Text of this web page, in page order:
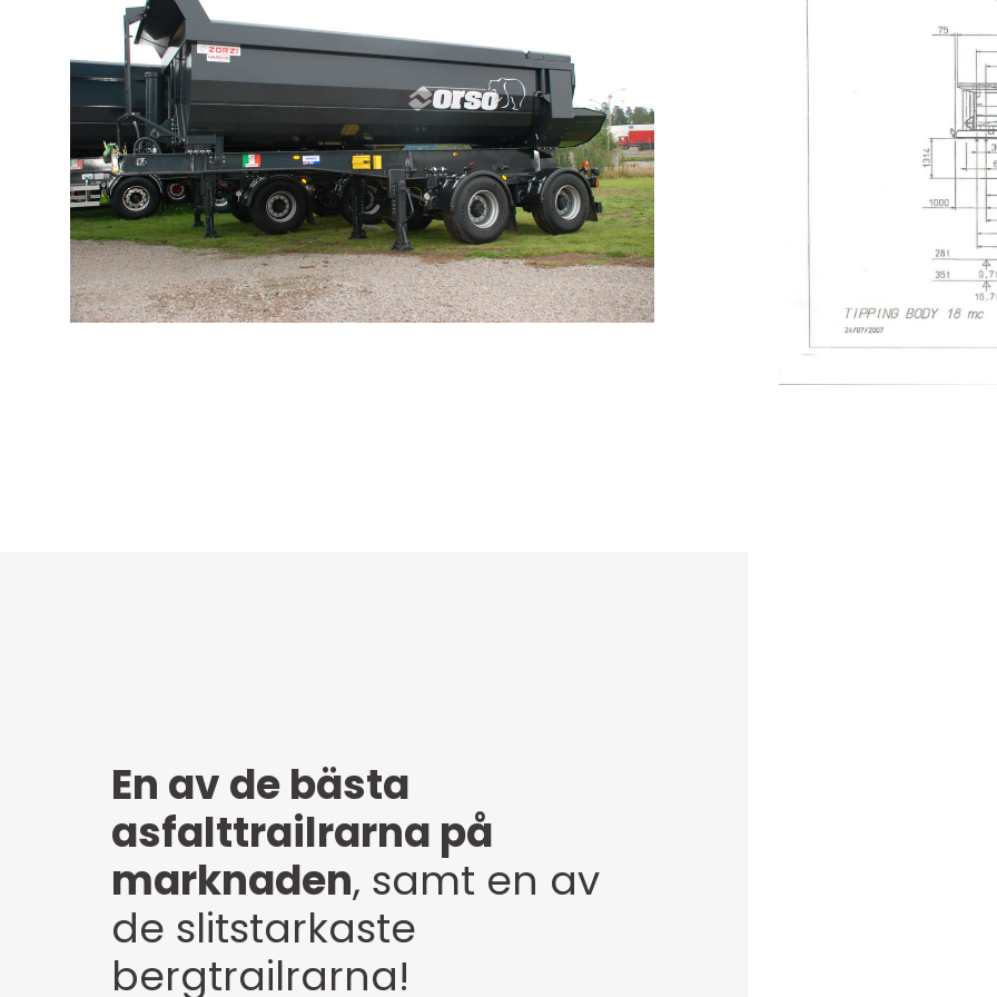
En av de bästa
asfalttrailrarna på
marknaden, samt en av
de slitstarkaste
bergtrailrarna!